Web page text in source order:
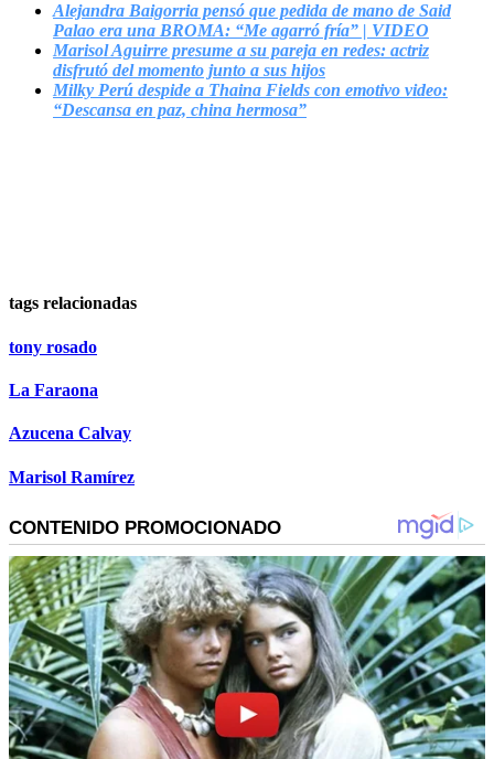
Alejandra Baigorria pensó que pedida de mano de Said
Palao era una BROMA: “Me agarró fría” | VIDEO
Marisol Aguirre presume a su pareja en redes: actriz
disfrutó del momento junto a sus hijos
Milky Perú despide a Thaina Fields con emotivo video:
“Descansa en paz, china hermosa”
tags relacionadas
tony rosado
La Faraona
Azucena Calvay
Marisol Ramírez